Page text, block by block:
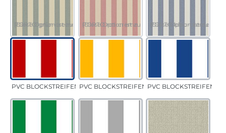
PORTO grün-creme
(Diese Option ist zurzeit nicht verfügbar.)
PORTO rot-creme
(Diese Option ist zurzeit nicht verfügbar.)
PORTO blau-creme
(Diese Option ist zurzeit
PVC BLOCKSTREIFEN rotPVC BLOCKSTREIFEN gelbPVC BLOCKSTREIFEN